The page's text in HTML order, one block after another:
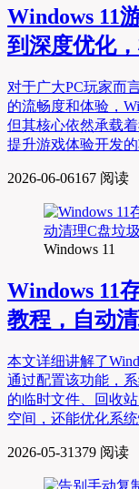
Windows 11
到深度优化
对于广大PC玩家而
的流畅度和体验，
但其核心依然承载
提升游戏体验开发
2026-06-06167 阅读
Windows 11
Windows 11
教程，自动
本文详细讲解了
通过配置该功能，
的临时文件、回收
空间，还能优化系
2026-05-31379 阅读